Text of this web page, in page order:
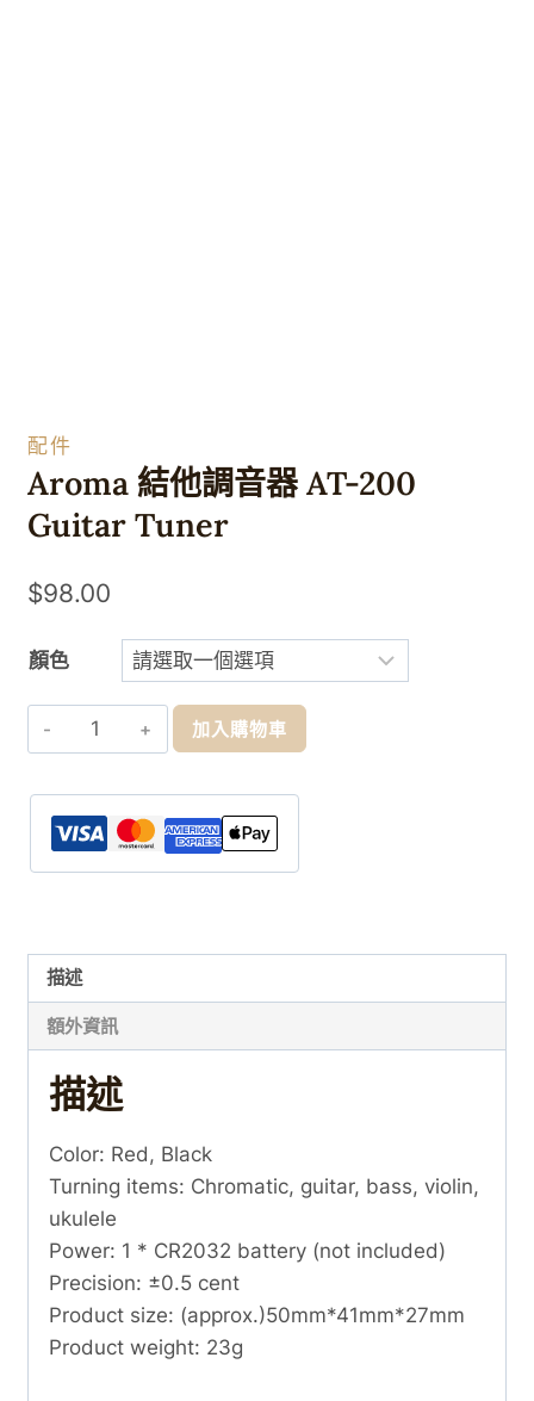
配件
Aroma 結他調音器 AT-200
Guitar Tuner
$98.00
顏色
Aroma
結
調
音
器
Guitar
Tuner
數
量
加入購物車
描述
額外資訊
描述
Color: Red, Black
Turning items: Chromatic, guitar, bass, violin,
ukulele
Power: 1 * CR2032 battery (not included)
Precision: ±0.5 cent
Product size: (approx.)50mm*41mm*27mm
Product weight: 23g